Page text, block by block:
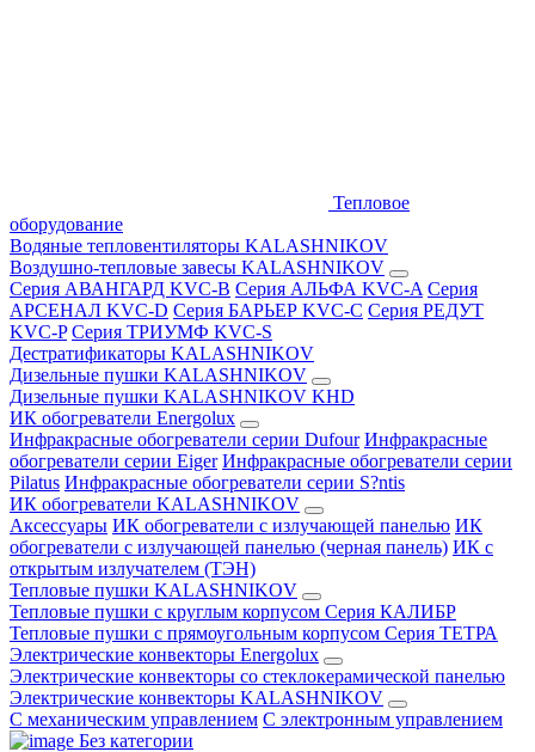
Тепловое
оборудование
Водяные тепловентиляторы KALASHNIKOV
Воздушно-тепловые завесы KALASHNIKOV
Серия АВАНГАРД KVC-B Серия АЛЬФА KVC-A Серия
АРСЕНАЛ KVC-D Серия БАРЬЕР KVC-C Серия РЕДУТ
KVC-P Серия ТРИУМФ KVC-S
Дестратификаторы KALASHNIKOV
Дизельные пушки KALASHNIKOV
Дизельные пушки KALASHNIKOV KHD
ИК обогреватели Energolux
Инфракрасные обогреватели серии Dufour Инфракрасные
обогреватели серии Eiger Инфракрасные обогреватели серии
Pilatus Инфракрасные обогреватели серии S?ntis
ИК обогреватели KALASHNIKOV
Аксессуары ИК обогреватели с излучающей панелью ИК
обогреватели с излучающей панелью (черная панель) ИК с
открытым излучателем (ТЭН)
Тепловые пушки KALASHNIKOV
Тепловые пушки с круглым корпусом Серия КАЛИБР
Тепловые пушки с прямоугольным корпусом Серия ТЕТРА
Электрические конвекторы Energolux
Электрические конвекторы со стеклокерамической панелью
Электрические конвекторы KALASHNIKOV
С механическим управлением С электронным управлением
Без категории